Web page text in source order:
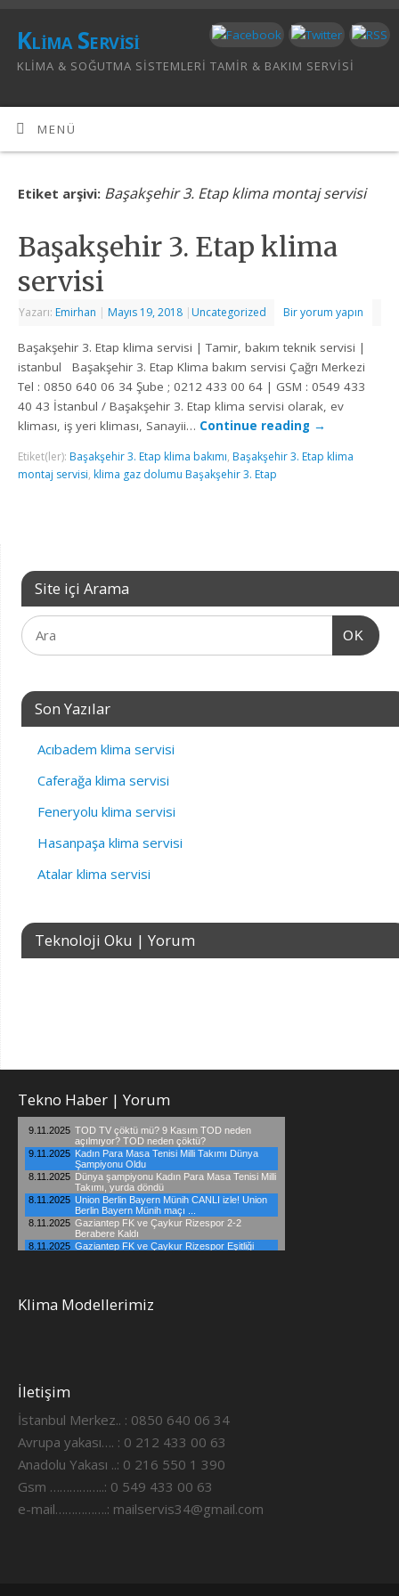
Klima Servisi
KLIMA & SOĞUTMA SISTEMLERI TAMIR & BAKIM SERVISI
MENÜ
Etiket arşivi: Başakşehir 3. Etap klima montaj servisi
Başakşehir 3. Etap klima
servisi
Yazarı: Emirhan | Mayıs 19, 2018 | Uncategorized Bir yorum yapın
Başakşehir 3. Etap klima servisi | Tamir, bakım teknik servisi |
istanbul Başakşehir 3. Etap Klima bakım servisi Çağrı Merkezi
Tel : 0850 640 06 34 Şube ; 0212 433 00 64 | GSM : 0549 433
40 43 İstanbul / Başakşehir 3. Etap klima servisi olarak, ev
kliması, iş yeri kliması, Sanayii… Continue reading →
Etiket(ler): Başakşehir 3. Etap klima bakımı, Başakşehir 3. Etap klima
montaj servisi, klima gaz dolumu Başakşehir 3. Etap
Site içi Arama
OK
Son Yazılar
Acıbadem klima servisi
Caferağa klima servisi
Feneryolu klima servisi
Hasanpaşa klima servisi
Atalar klima servisi
Teknoloji Oku | Yorum
Tekno Haber | Yorum
Klima Modellerimiz
İletişim
İstanbul Merkez.. : 0850 640 06 34
Avrupa yakası…. : 0 212 433 00 63
Anadolu Yakası ..: 0 216 550 1 390
Gsm ……………..: 0 549 433 00 63
e-mail…………….: mailservis34@gmail.com